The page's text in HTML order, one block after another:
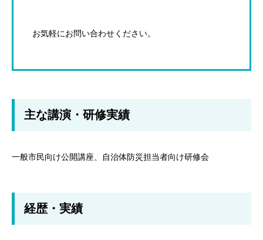
お気軽にお問い合わせください。
主な講演・研修実績
一般市民向け公開講座、自治体防災担当者向け研修会
経歴・実績